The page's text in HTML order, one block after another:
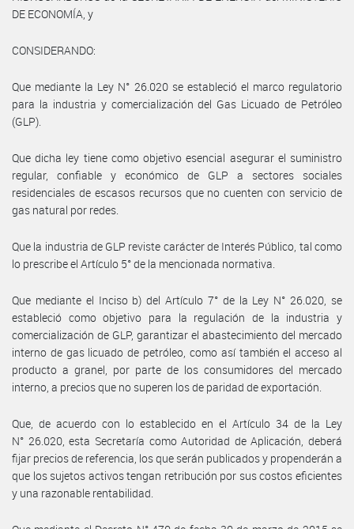
DE ECONOMÍA, y
CONSIDERANDO:
Que mediante la Ley N° 26.020 se estableció el marco regulatorio
para la industria y comercialización del Gas Licuado de Petróleo
(GLP).
Que dicha ley tiene como objetivo esencial asegurar el suministro
regular, confiable y económico de GLP a sectores sociales
residenciales de escasos recursos que no cuenten con servicio de
gas natural por redes.
Que la industria de GLP reviste carácter de Interés Público, tal como
lo prescribe el Artículo 5° de la mencionada normativa.
Que mediante el Inciso b) del Artículo 7° de la Ley N° 26.020, se
estableció como objetivo para la regulación de la industria y
comercialización de GLP, garantizar el abastecimiento del mercado
interno de gas licuado de petróleo, como así también el acceso al
producto a granel, por parte de los consumidores del mercado
interno, a precios que no superen los de paridad de exportación.
Que, de acuerdo con lo establecido en el Artículo 34 de la Ley
N° 26.020, esta Secretaría como Autoridad de Aplicación, deberá
fijar precios de referencia, los que serán publicados y propenderán a
que los sujetos activos tengan retribución por sus costos eficientes
y una razonable rentabilidad.